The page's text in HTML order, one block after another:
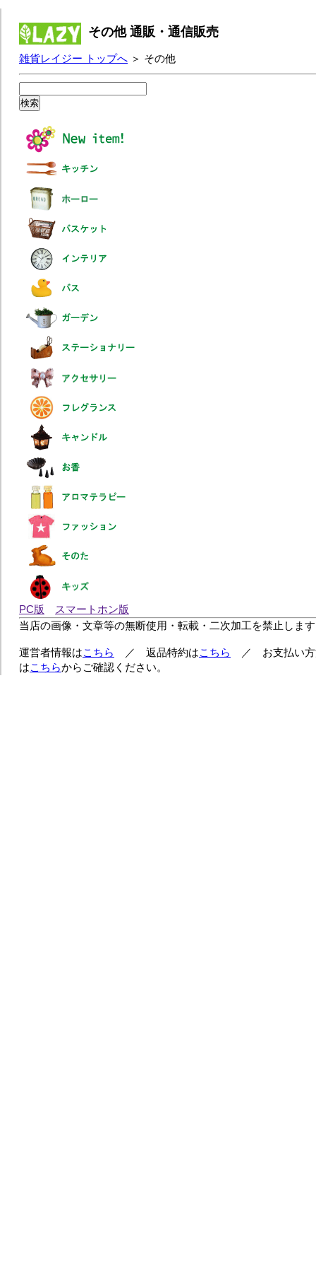
その他 通販・通信販売
雑貨レイジー トップへ ＞ その他
PC版
スマートホン版
当店の画像・文章等の無断使用・転載・二次加工を禁止しま
運営者情報はこちら ／ 返品特約はこちら
／ お支払い方
はこちらからご確認ください。